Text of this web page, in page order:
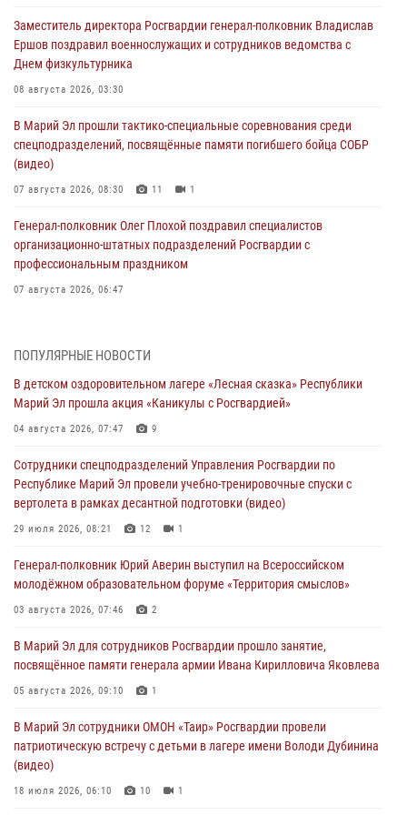
Заместитель директора Росгвардии генерал-полковник Владислав
Ершов поздравил военнослужащих и сотрудников ведомства с
Днем физкультурника
08 августа 2026, 03:30
В Марий Эл прошли тактико-специальные соревнования среди
спецподразделений, посвящённые памяти погибшего бойца СОБР
(видео)
07 августа 2026, 08:30 11 1
Генерал-полковник Олег Плохой поздравил специалистов
организационно-штатных подразделений Росгвардии с
профессиональным праздником
07 августа 2026, 06:47
Всероссийском семинаре в Нижнем Новгороде (видео)
07 августа 2026, 06:25 8 1
Команда «Росгвардия» принимает участие в военно-спортивном
07 августа 2026, 05:43 10
Представитель вневедомственной охраны Управления Росгвардии
по Республике Марий Эл принял участие в учебно-методическом
06 августа 2026, 09:37 10
В Марий Эл сотрудники ЛРР Росгвардии за прошедший месяц
06 августа 2026, 08:00
В Марий Эл сотрудники вневедомственной охраны Росгвардии за
05 августа 2026, 09:44
ПОПУЛЯРНЫЕ НОВОСТИ
В детском оздоровительном лагере «Лесная сказка» Республики
Марий Эл прошла акция «Каникулы с Росгвардией»
04 августа 2026, 07:47 9
Сотрудники спецподразделений Управления Росгвардии по
Республике Марий Эл провели учебно-тренировочные спуски с
вертолета в рамках десантной подготовки (видео)
29 июля 2026, 08:21 12 1
Генерал-полковник Юрий Аверин выступил на Всероссийском
молодёжном образовательном форуме «Территория смыслов»
03 августа 2026, 07:46 2
В Марий Эл для сотрудников Росгвардии прошло занятие,
посвящённое памяти генерала армии Ивана Кирилловича Яковлева
05 августа 2026, 09:10 1
В Марий Эл сотрудники ОМОН «Таир» Росгвардии провели
патриотическую встречу с детьми в лагере имени Володи Дубинина
(видео)
18 июля 2026, 06:10 10 1